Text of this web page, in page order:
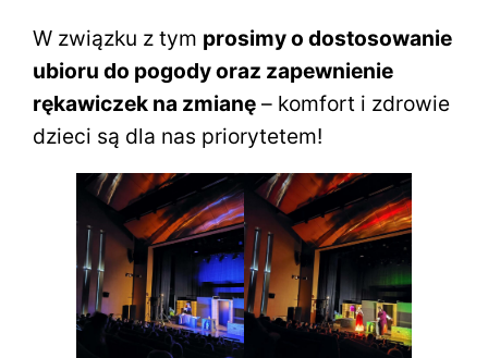
W związku z tym prosimy o dostosowanie
ubioru do pogody oraz zapewnienie
rękawiczek na zmianę – komfort i zdrowie
dzieci są dla nas priorytetem!